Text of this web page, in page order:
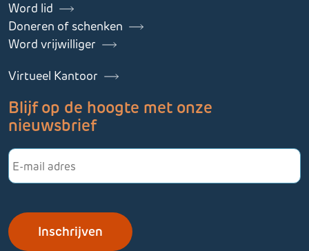
Word lid
Doneren of schenken
Word vrijwilliger
Virtueel Kantoor
Blijf op de hoogte met onze
nieuwsbrief
E-
mailadres